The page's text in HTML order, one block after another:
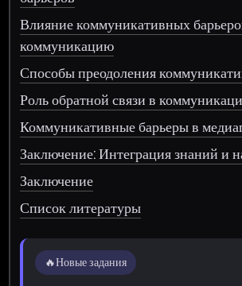
Влияние коммуникативных
коммуникацию
Способы преодоления
Роль обратной связи в
Коммуникативные барьеры в
Заключение: Интеграция знаний и
Заключение
Список литературы
🔥Новые задания